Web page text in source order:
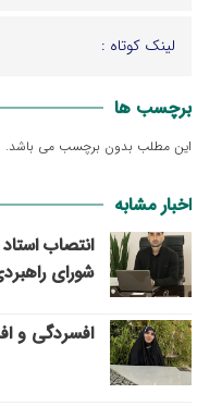
لینک کوتاه :
برچسب ها
این مطلب بدون برچسب می باشد.
اخبار مشابه
انتصاب
شورای
افسردگی و